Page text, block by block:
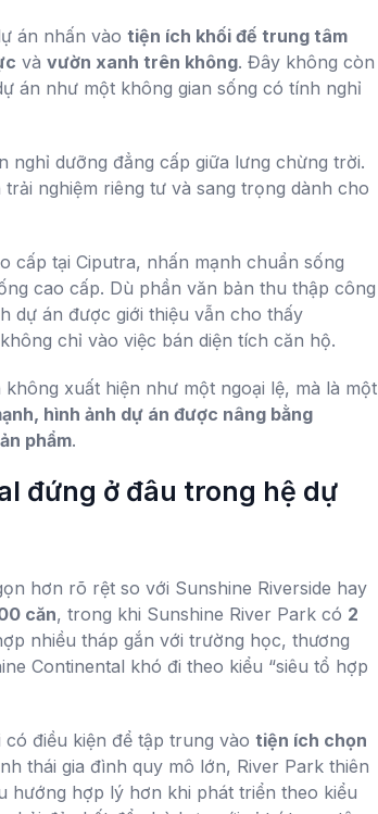
án nhấn vào tiện ích khối đế trung tâm
và vườn xanh trên không. Đây không còn
án như một không gian sống có tính nghỉ
cấp tại Ciputra, nhấn mạnh chuẩn sống
cao cấp. Dù phần văn bản thu thập công
dự án được giới thiệu vẫn cho thấy
chỉ vào việc bán diện tích căn hộ.
xuất hiện như một ngoại lệ, mà là một
hình ảnh dự án được nâng bằng
phẩm.
đứng ở đâu trong hệ dự
hơn rõ rệt so với Sunshine Riverside hay
căn, trong khi Sunshine River Park có 2
nhiều tháp gắn với trường học, thương
Continental khó đi theo kiểu “siêu tổ hợp
điều kiện để tập trung vào tiện ích chọn
thái gia đình quy mô lớn, River Park thiên
hướng hợp lý hơn khi phát triển theo kiểu